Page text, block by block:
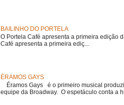
BAILINHO DO PORTELA
O Portela Café apresenta a primeira
Café apresenta a primeira ediç...
ÉRAMOS GAYS
Éramos Gays é o primeiro musical
equipe da Broadway. O espetáculo conta a